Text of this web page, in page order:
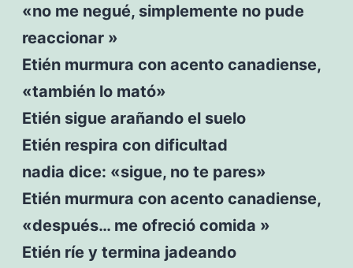
«no me negué, simplemente no pude
reaccionar »
Etién murmura con acento canadiense,
«también lo mató»
Etién sigue arañando el suelo
Etién respira con dificultad
nadia dice: «sigue, no te pares»
Etién murmura con acento canadiense,
«después… me ofreció comida »
Etién ríe y termina jadeando